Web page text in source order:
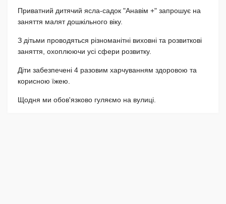
Приватний дитячий ясла-садок "Анавім +" запрошує на
заняття малят дошкільного віку.
З дітьми проводяться різноманітні виховні та розвиткові
заняття, охоплюючи усі сфери розвитку.
Діти забезпечені 4 разовим харчуванням здоровою та
корисною їжею.
Щодня ми обов'язково гуляємо на вулиці.